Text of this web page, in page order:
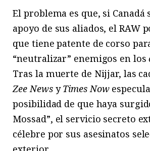
El problema es que, si Canadá
apoyo de sus aliados, el RAW
que tiene patente de corso
“neutralizar” enemigos en los
Tras la muerte de Nijjar, las
Zee NewsyTimes Now
posibilidad de que haya
Mossad”, el servicio secreto
célebre por sus asesinatos